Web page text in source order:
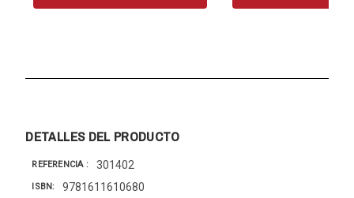
DETALLES DEL PRODUCTO
REFERENCIA 301402
ISBN 9781611610680